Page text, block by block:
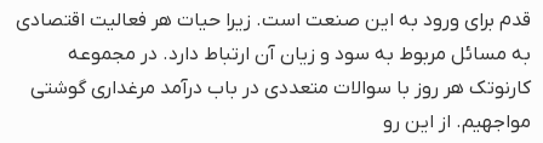
قدم برای ورود به این صنعت است. زیرا حیات هر فعالیت اقتصادی
به مسائل مربوط به سود و زیان آن ارتباط دارد. در مجموعه
کارنوتک هر روز با سوالات متعددی در باب درآمد مرغداری گوشتی
مواجهیم. از این رو